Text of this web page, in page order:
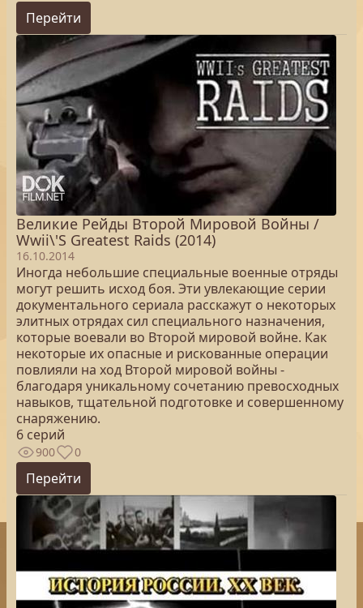
Перейти
Великие Рейды Второй Мировой Войны /
Wwii\'S Greatest Raids (2014)
16.10.2014
Иногда небольшие специальные военные отряды
могут решить исход боя. Эти увлекающие серии
документального сериала расскажут о некоторых
элитных отрядах сил специального назначения,
которые воевали во Второй мировой войне. Как
некоторые их опасные и рискованные операции
повлияли на ход Второй мировой войны -
благодаря уникальному сочетанию превосходных
навыков, тщательной подготовке и совершенному
снаряжению.
6 серий
900 0
Перейти